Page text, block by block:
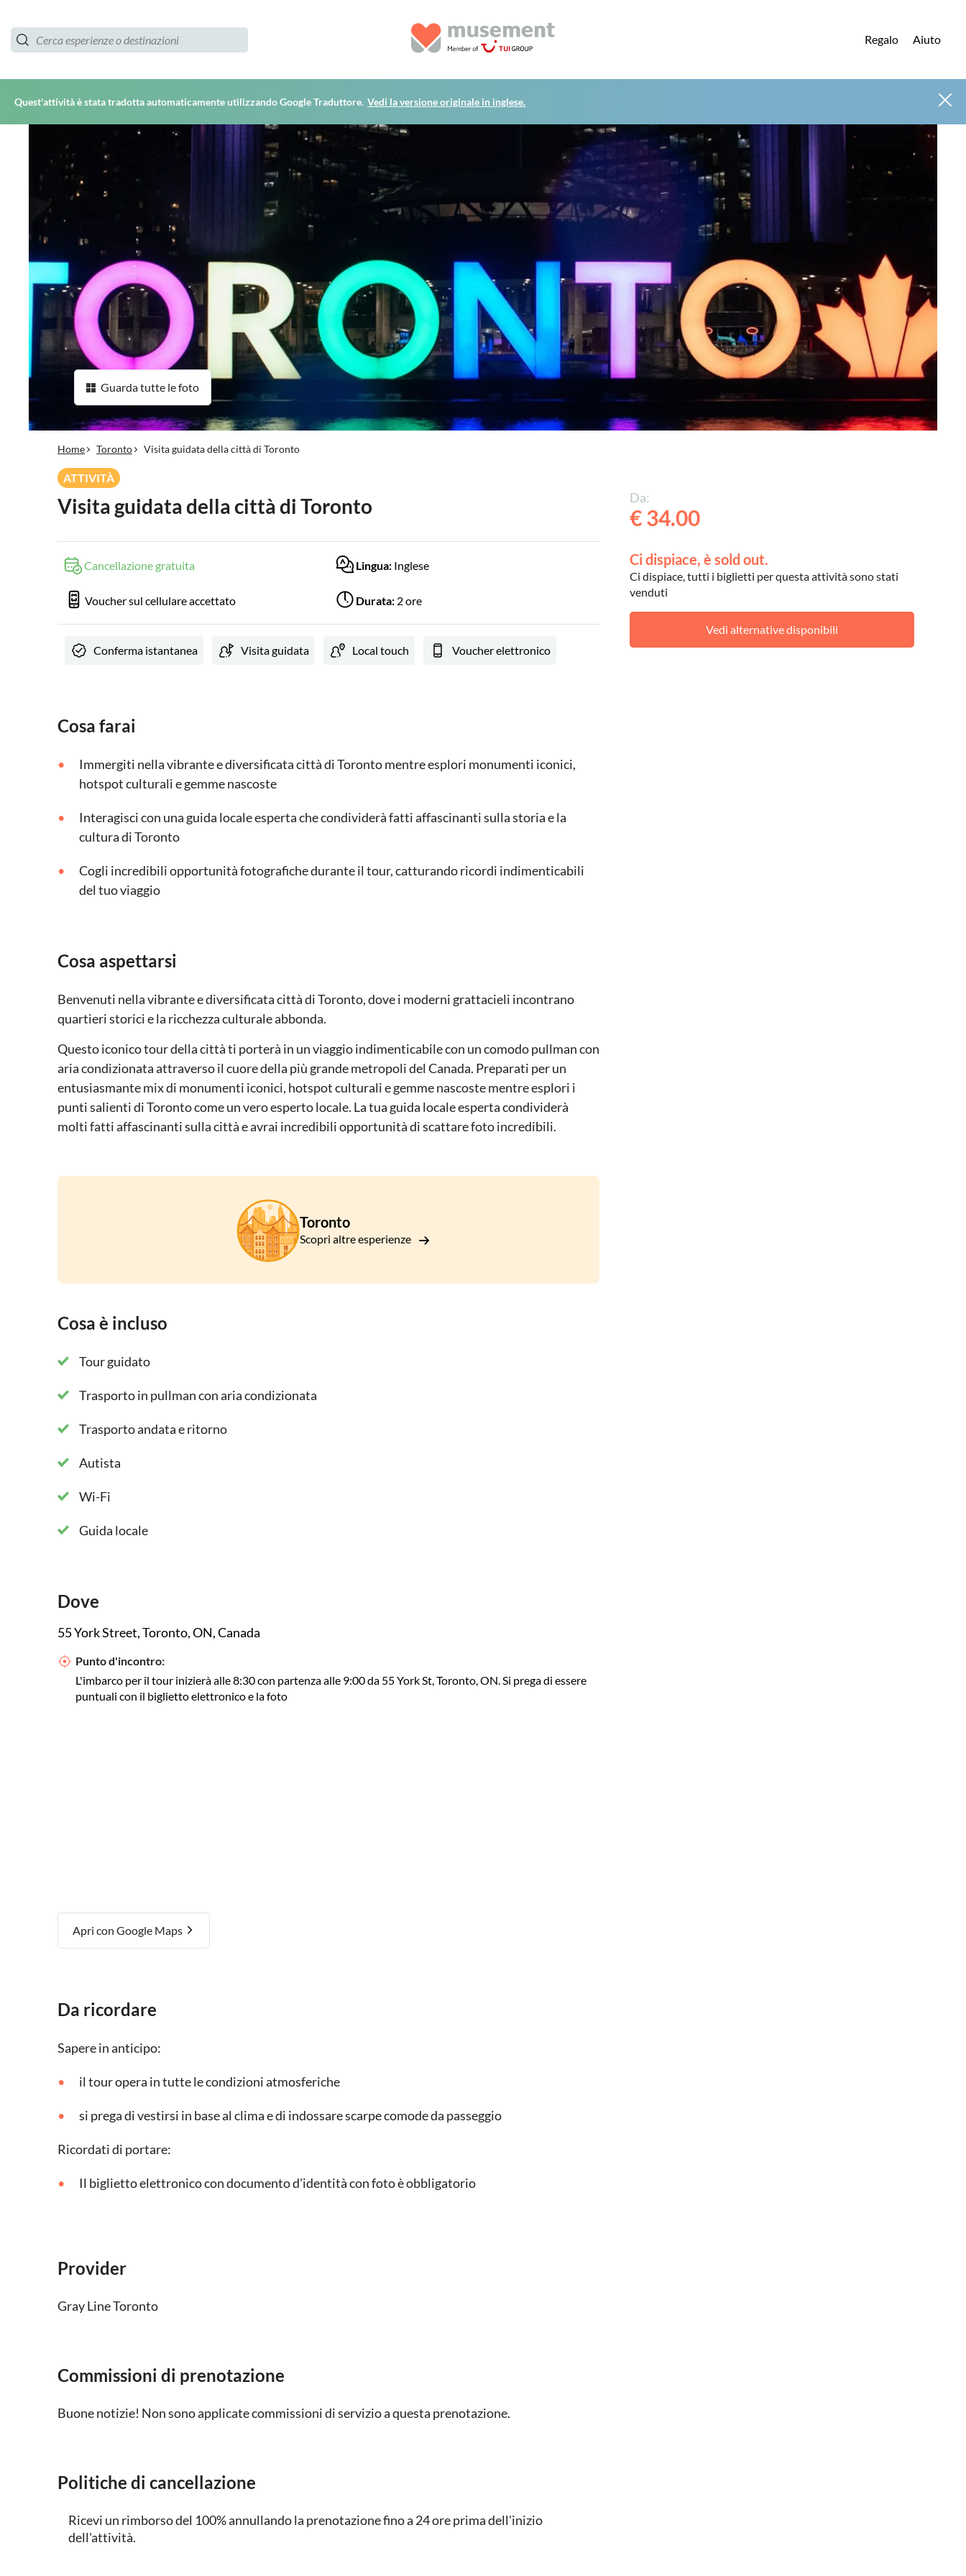
Regalo Aiuto
Quest'attività è stata tradotta automaticamente utilizzando Google Traduttore. Vedi la versione originale in inglese.
Guarda tutte le foto
Home Toronto Visita guidata della città di Toronto
ATTIVITÀ
Visita guidata della città di Toronto
Cancellazione gratuita Lingua: Inglese
Voucher sul cellulare accettato Durata: 2 ore
Conferma istantanea Visita guidata Local touch Voucher elettronico
Cosa farai
Immergiti nella vibrante e diversificata città di Toronto mentre esplori monumenti iconici,
hotspot culturali e gemme nascoste
Interagisci con una guida locale esperta che condividerà fatti affascinanti sulla storia e la
cultura di Toronto
Cogli incredibili opportunità fotografiche durante il tour, catturando ricordi indimenticabili
del tuo viaggio
Cosa aspettarsi
Benvenuti nella vibrante e diversificata città di Toronto, dove i moderni grattacieli incontrano
quartieri storici e la ricchezza culturale abbonda.
Questo iconico tour della città ti porterà in un viaggio indimenticabile con un comodo pullman con
aria condizionata attraverso il cuore della più grande metropoli del Canada. Preparati per un
entusiasmante mix di monumenti iconici, hotspot culturali e gemme nascoste mentre esplori i
punti salienti di Toronto come un vero esperto locale. La tua guida locale esperta condividerà
molti fatti affascinanti sulla città e avrai incredibili opportunità di scattare foto incredibili.
Toronto
Scopri altre esperienze
Cosa è incluso
Tour guidato
Trasporto in pullman con aria condizionata
Trasporto andata e ritorno
Autista
Wi-Fi
Guida locale
Dove
55 York Street, Toronto, ON, Canada
Punto d'incontro:
L'imbarco per il tour inizierà alle 8:30 con partenza alle 9:00 da 55 York St, Toronto, ON. Si prega di essere
puntuali con il biglietto elettronico e la foto
Apri con Google Maps
Da ricordare
Sapere in anticipo:
il tour opera in tutte le condizioni atmosferiche
si prega di vestirsi in base al clima e di indossare scarpe comode da passeggio
Ricordati di portare:
Il biglietto elettronico con documento d'identità con foto è obbligatorio
Provider
Gray Line Toronto
Commissioni di prenotazione
Buone notizie! Non sono applicate commissioni di servizio a questa prenotazione.
Politiche di cancellazione
Ricevi un rimborso del 100% annullando la prenotazione fino a 24 ore prima dell'inizio
dell'attività.
Da:
€ 34.00
Ci dispiace, è sold out.
Ci dispiace, tutti i biglietti per questa attività sono stati
venduti
Vedi alternative disponibili